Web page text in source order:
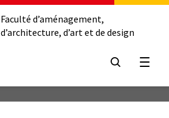
Faculté d’aménagement,
d’architecture, d’art et de design